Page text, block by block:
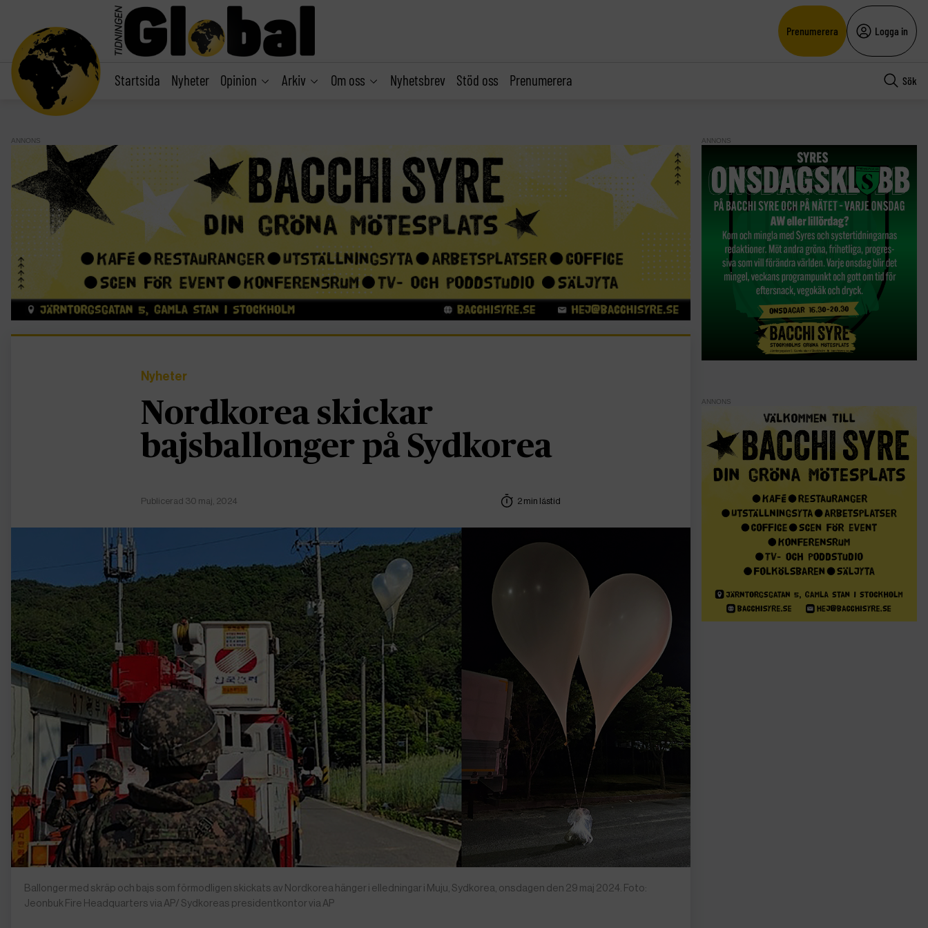
Prenumerera Logga in
Startsida Nyheter Opinion Arkiv Om oss Nyhetsbrev Stöd oss Prenumerera Sök
ANNONS
Nyheter
Nordkorea skickar
bajsballonger på Sydkorea
Publicerad 30 maj, 2024 2 min lästid
Ballonger med skräp och bajs som förmodligen skickats av Nordkorea hänger i elledningar i Muju, Sydkorea, onsdagen den 29 maj 2024. Foto:
Jeonbuk Fire Headquarters via AP/ Sydkoreas presidentkontor via AP
ANNONS
ANNONS